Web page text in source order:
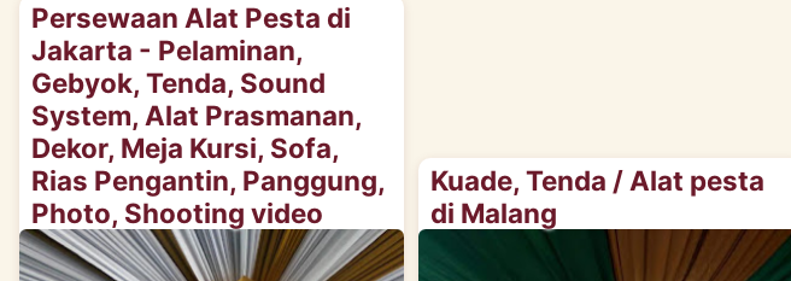
Persewaan Alat Pesta di
Jakarta - Pelaminan,
Gebyok, Tenda, Sound
System, Alat Prasmanan,
Dekor, Meja Kursi, Sofa,
Rias Pengantin, Panggung,
Photo, Shooting video
Kuade, Tenda / Alat pesta
di Malang